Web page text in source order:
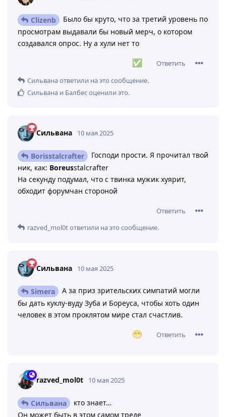
Clizenb
Было бы круто, что за третий уровень по
просмотрам выдавали бы новый мерч, о котором
создавался опрос. Ну а хули нет то
Ответить
Сильванаответили на это сообщение.
Сильвана и Балбесоценили это.
Сильвана 10 мая 2025
Borisstalcrafter
Господи прости. Я прочитал твой
ник, как: Boreusstalcrafter
На секунду подумал, что с твинка мужик хуярит,
обходит форумчан стороной
Ответить
razved_mol0tответили на это сообщение.
Сильвана 10 мая 2025
Simera
А за приз зрительских симпатий могли
бы дать куклу-вуду Зуба и Бореуса, чтобы хоть один
человек в этом проклятом мире стал счастлив.
Ответить
razved_mol0t 10 мая 2025
Сильвана
кто знает…
Он может быть в этом самом треде